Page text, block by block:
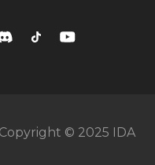
Copyright © 2025 IDA